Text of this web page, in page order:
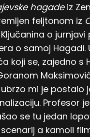
hagadeiz
feljtonom iz
o jurnjavi
o samoj
koji se, zajedno s
mi je postalo
Profesor
se tu jedan
a kamoli